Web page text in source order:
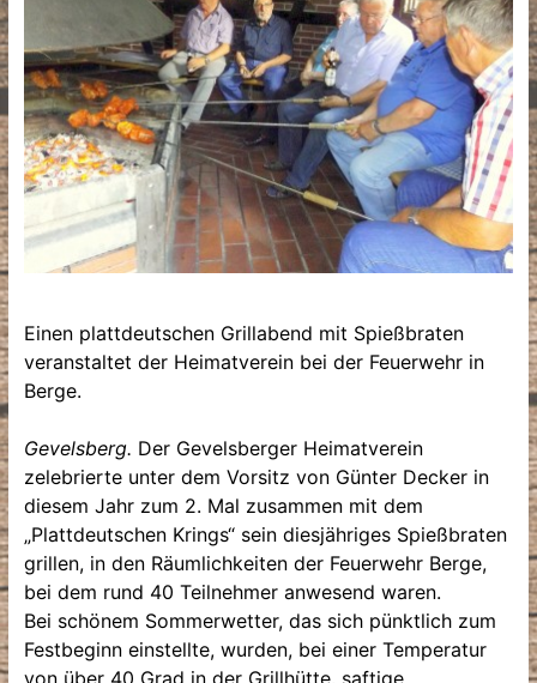
Einen plattdeutschen Grillabend mit Spießbraten
veranstaltet der Heimatverein bei der Feuerwehr in
Berge.
Gevelsberg. Der Gevelsberger Heimatverein
zelebrierte unter dem Vorsitz von Günter Decker in
diesem Jahr zum 2. Mal zusammen mit dem
„Plattdeutschen Krings“ sein diesjähriges Spießbraten
grillen, in den Räumlichkeiten der Feuerwehr Berge,
bei dem rund 40 Teilnehmer anwesend waren.
Bei schönem Sommerwetter, das sich pünktlich zum
Festbeginn einstellte, wurden, bei einer Temperatur
von über 40 Grad in der Grillhütte, saftige